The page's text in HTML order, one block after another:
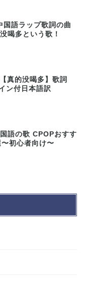
国語ラップ歌詞の曲
喝多という歌！
真的没喝多】歌詞
ン付日本語訳
国語の歌 CPOPおすす
初心者向け〜